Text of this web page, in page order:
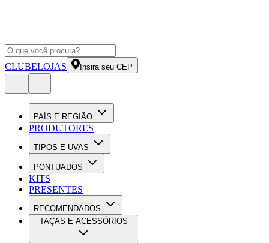
CLUBELOJAS Insira seu CEP
PAÍS E REGIÃO
PRODUTORES
TIPOS E UVAS
PONTUADOS
KITS
PRESENTES
RECOMENDADOS
TAÇAS E ACESSÓRIOS